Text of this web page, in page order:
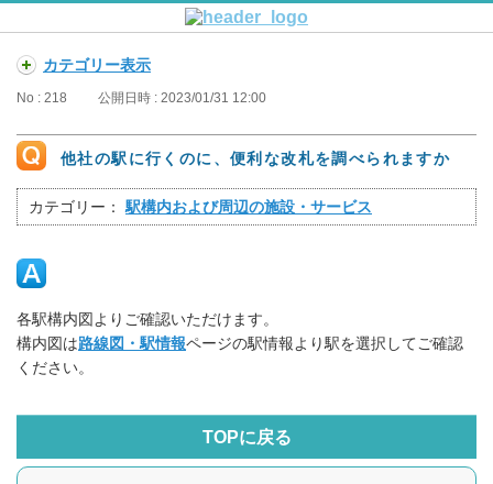
カテゴリー表示
No : 218 公開日時 : 2023/01/31 12:00
他社の駅に行くのに、便利な改札を調べられますか
カテゴリー： 駅構内および周辺の施設・サービス
各駅構内図よりご確認いただけます。
構内図は路線図・駅情報ページの駅情報より駅を選択してご確認
ください。
TOPに戻る